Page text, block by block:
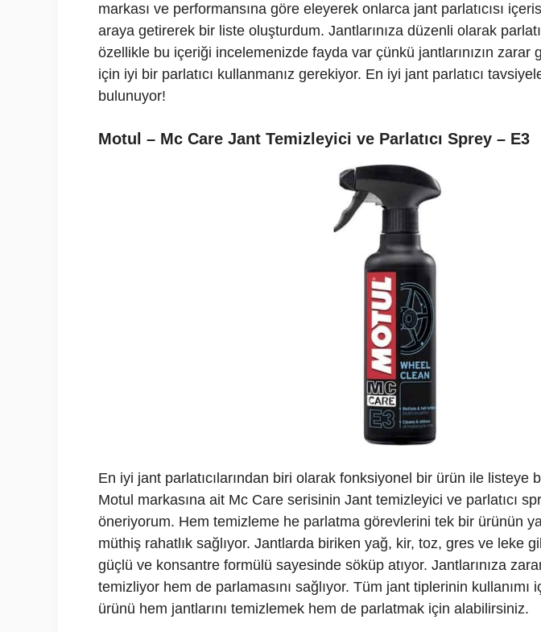
markası ve performansına göre eleyerek onlarca jant parlatıcısı
araya getirerek bir liste oluşturdum. Jantlarınıza düzenli olarak
özellikle bu içeriği incelemenizde fayda var çünkü jantlarınızın zarar
için iyi bir parlatıcı kullanmanız gerekiyor. En iyi jant parlatıcı
bulunuyor!
Motul – Mc Care Jant Temizleyici ve Parlatıcı Sprey – E3
En iyi jant parlatıcılarından biri olarak fonksiyonel bir ürün ile listeye
Motul markasına ait Mc Care serisinin Jant temizleyici ve parlatıcı
öneriyorum. Hem temizleme he parlatma görevlerini tek bir ürünün
müthiş rahatlık sağlıyor. Jantlarda biriken yağ, kir, toz, gres ve leke
güçlü ve konsantre formülü sayesinde söküp atıyor. Jantlarınıza
temizliyor hem de parlamasını sağlıyor. Tüm jant tiplerinin kullanımı
ürünü hem jantlarını temizlemek hem de parlatmak için alabilirsiniz.